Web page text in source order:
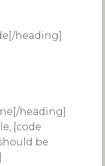
heading]
heading]
[code
be